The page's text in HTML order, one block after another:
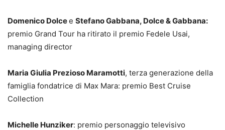
Domenico Dolcee Stefano Gabbana, Dolce & Gabbana:
premio Grand Tour ha ritirato il premio Fedele Usai,
managing director
Maria Giulia Prezioso Maramotti, terza generazione della
famiglia fondatrice di Max Mara: premio Best Cruise
Collection
Michelle Hunziker: premio personaggio televisivo